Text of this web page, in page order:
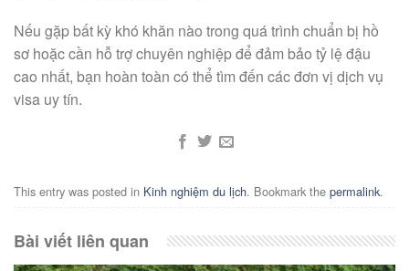
Nếu gặp bất kỳ khó khăn nào trong quá trình chuẩn bị hồ
sơ hoặc cần hỗ trợ chuyên nghiệp để đảm bảo tỷ lệ đậu
cao nhất, bạn hoàn toàn có thể tìm đến các đơn vị dịch vụ
visa uy tín.
This entry was posted in Kinh nghiệm du lịch. Bookmark the permalink.
Bài viết liên quan